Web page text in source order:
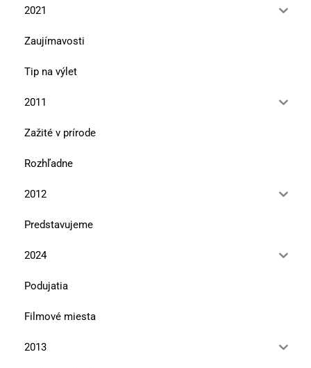
2021
Zaujímavosti
Tip na výlet
2011
Zažité v prírode
Rozhľadne
2012
Predstavujeme
2024
Podujatia
Filmové miesta
2013